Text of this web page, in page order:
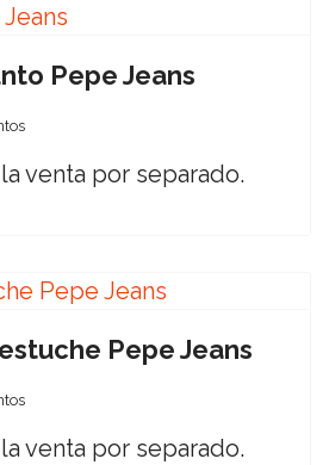
Pepe Jeans
venta por separado.
Pepe Jeans
venta por separado.